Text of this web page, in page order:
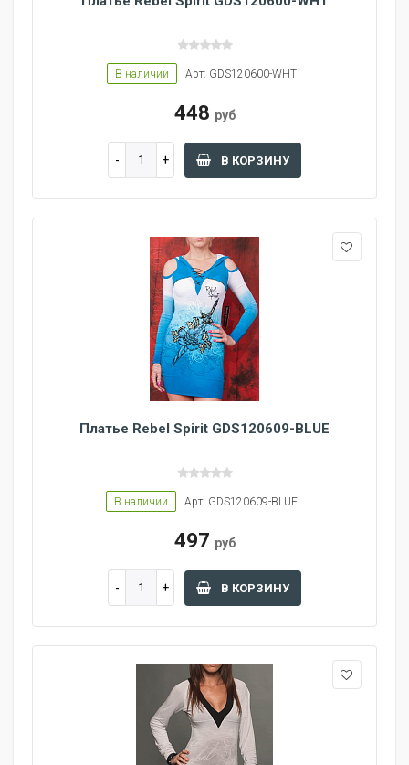
В наличии Арт: GDS120600-WHT
448 руб
В КОРЗИНУ
Платье Rebel Spirit GDS120609-BLUE
В наличии Арт: GDS120609-BLUE
497 руб
В КОРЗИНУ